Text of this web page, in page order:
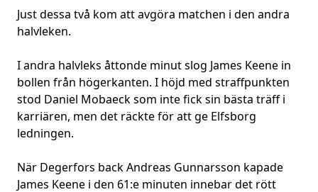
Just dessa två kom att avgöra matchen i den andra
halvleken.
I andra halvleks åttonde minut slog James Keene in
bollen från högerkanten. I höjd med straffpunkten
stod Daniel Mobaeck som inte fick sin bästa träff i
karriären, men det räckte för att ge Elfsborg
ledningen.
När Degerfors back Andreas Gunnarsson kapade
James Keene i den 61:e minuten innebar det rött